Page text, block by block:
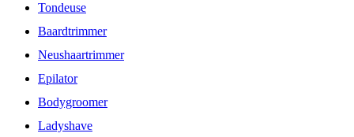
Tondeuse
Baardtrimmer
Neushaartrimmer
Epilator
Bodygroomer
Ladyshave